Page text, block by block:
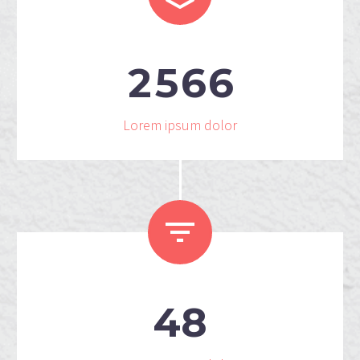
2566
Lorem ipsum dolor


48